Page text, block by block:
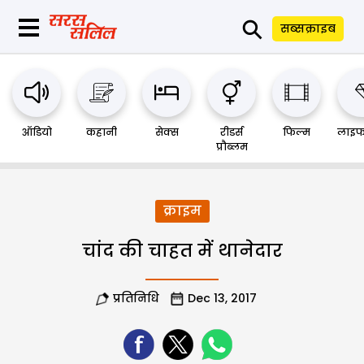
⚲ सब्सक्राइब
ऑडियो कहानी सेक्स
रीडर्स
प्रौब्लम
फिल्म
क्राइम
चांद की चाहत में थानेदार
प्रतिनिधि Dec 13, 2017